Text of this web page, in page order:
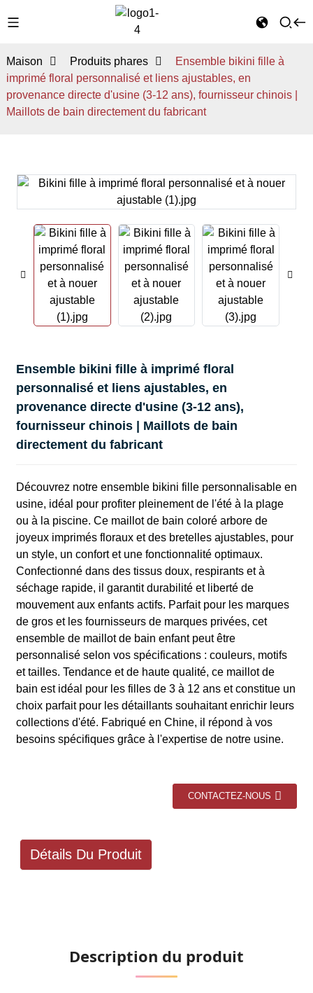
Maison Produits phares
Ensemble bikini fille à
imprimé floral personnalisé et liens ajustables, en
provenance directe d'usine (3-12 ans), fournisseur chinois |
Maillots de bain directement du fabricant
Ensemble bikini fille à imprimé floral
personnalisé et liens ajustables, en
provenance directe d'usine (3-12 ans),
fournisseur chinois | Maillots de bain
directement du fabricant
Découvrez notre ensemble bikini fille personnalisable en
usine, idéal pour profiter pleinement de l'été à la plage
ou à la piscine. Ce maillot de bain coloré arbore de
joyeux imprimés floraux et des bretelles ajustables, pour
un style, un confort et une fonctionnalité optimaux.
Confectionné dans des tissus doux, respirants et à
séchage rapide, il garantit durabilité et liberté de
mouvement aux enfants actifs. Parfait pour les marques
de gros et les fournisseurs de marques privées, cet
ensemble de maillot de bain enfant peut être
personnalisé selon vos spécifications : couleurs, motifs
et tailles. Tendance et de haute qualité, ce maillot de
bain est idéal pour les filles de 3 à 12 ans et constitue un
choix parfait pour les détaillants souhaitant enrichir leurs
collections d'été. Fabriqué en Chine, il répond à vos
besoins spécifiques grâce à l'expertise de notre usine.
CONTACTEZ-NOUS
Détails Du Produit
Description du produit